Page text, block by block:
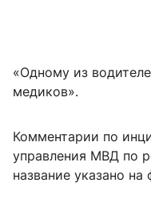
«Одному из
медиков».
Комментарии по
управления МВД по
название указано на